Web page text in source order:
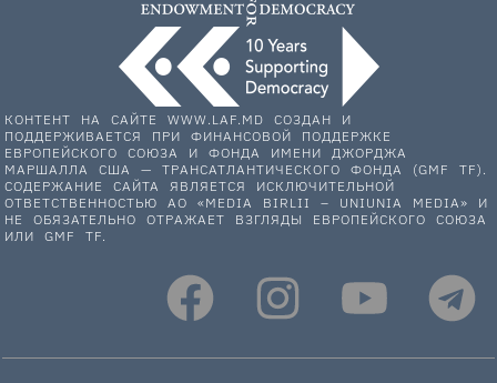
КОНТЕНТ НА САЙТЕ WWW.LAF.MD СОЗДАН И
ПОДДЕРЖИВАЕТСЯ ПРИ ФИНАНСОВОЙ ПОДДЕРЖКЕ
ЕВРОПЕЙСКОГО СОЮЗА И ФОНДА ИМЕНИ ДЖОРДЖА
МАРШАЛЛА США — ТРАНСАТЛАНТИЧЕСКОГО ФОНДА (GMF TF).
СОДЕРЖАНИЕ САЙТА ЯВЛЯЕТСЯ ИСКЛЮЧИТЕЛЬНОЙ
ОТВЕТСТВЕННОСТЬЮ АО «MEDIA BIRLII – UNIUNIA MEDIA» И
НЕ ОБЯЗАТЕЛЬНО ОТРАЖАЕТ ВЗГЛЯДЫ ЕВРОПЕЙСКОГО СОЮЗА
ИЛИ GMF TF.